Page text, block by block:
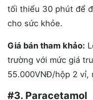
tối thiểu 30 phút để
cho sức khỏe.
Giá bán tham khảo:
trường với mức giá
55.000VNĐ/hộp 2 vỉ,
#3. Paracetamol